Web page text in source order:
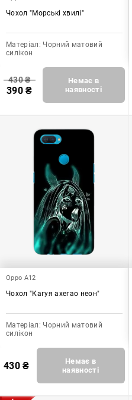
Чохол "Морські хвилі"
Матеріал: Чорний матовий
силікон
430₴
390₴
Немає в
наявності
Oppo A12
Чохол "Кагуя ахегао неон"
Матеріал: Чорний матовий
силікон
430₴
Немає в
наявності